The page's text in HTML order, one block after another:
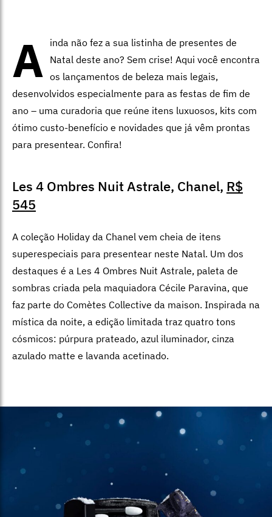
A inda não fez a sua listinha de presentes de
Natal deste ano? Sem crise! Aqui você encontra
os lançamentos de beleza mais legais,
desenvolvidos especialmente para as festas de fim de
ano – uma curadoria que reúne itens luxuosos, kits com
ótimo custo-benefício e novidades que já vêm prontas
para presentear. Confira!
Les 4 Ombres Nuit Astrale, Chanel, R$
545
A coleção Holiday da Chanel vem cheia de itens
superespeciais para presentear neste Natal. Um dos
destaques é a Les 4 Ombres Nuit Astrale, paleta de
sombras criada pela maquiadora Cécile Paravina, que
faz parte do Comètes Collective da maison. Inspirada na
mística da noite, a edição limitada traz quatro tons
cósmicos: púrpura prateado, azul iluminador, cinza
azulado matte e lavanda acetinado.